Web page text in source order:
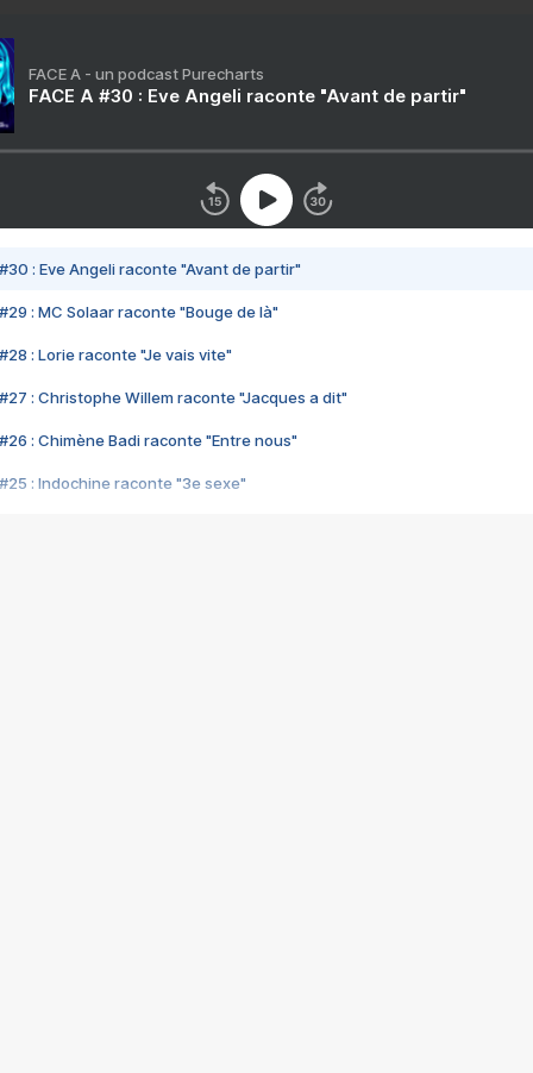
FACE A - un podcast Purecharts
FACE A #30 : Eve Angeli raconte "Avant de partir"
#30 : Eve Angeli raconte "Avant de partir"
#29 : MC Solaar raconte "Bouge de là"
#28 : Lorie raconte "Je vais vite"
#27 : Christophe Willem raconte "Jacques a dit"
#26 : Chimène Badi raconte "Entre nous"
#25 : Indochine raconte "3e sexe"